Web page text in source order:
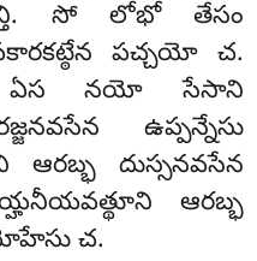
సో లోభో తేసం
పచ్చయో చ.
ఏస నయో సేసాని
ఉప్పన్నేసు
ఆరబ్భ దుస్సనవసేన
ఆరబ్భ
చ.